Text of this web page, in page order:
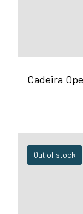
Cadeira
Out of stock